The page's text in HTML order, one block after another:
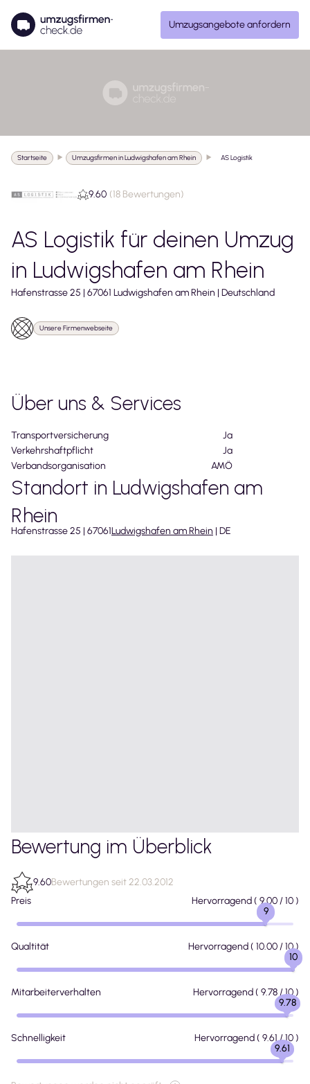
Umzugsangebote anfordern
Startseite Umzugsfirmen in Ludwigshafen am Rhein AS Logistik
9.60 (18 Bewertungen)
AS Logistik für deinen Umzug
in Ludwigshafen am Rhein
Hafenstrasse25 | 67061 Ludwigshafen am Rhein | Deutschland
Unsere Firmenwebseite
Über uns & Services
Transportversicherung
Ja
Verkehrshaftpflicht
Ja
Verbandsorganisation
AMÖ
Standort in Ludwigshafen am
Rhein
Hafenstrasse25 | 67061Ludwigshafen am Rhein | DE
Bewertung im Überblick
9.60Bewertungen seit 22.03.2012
Preis
Hervorragend( 9.00/ 10 )
9
Qualtität Hervorragend( 10.00/ 10 )
10
Mitarbeiterverhalten Hervorragend( 9.78/ 10 )
9.78
Schnelligkeit Hervorragend( 9.61/ 10 )
9.61